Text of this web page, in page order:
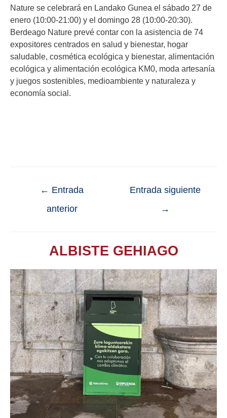
Nature se celebrará en Landako Gunea el sábado 27 de
enero (10:00-21:00) y el domingo 28 (10:00-20:30).
Berdeago Nature prevé contar con la asistencia de 74
expositores centrados en salud y bienestar, hogar
saludable, cosmética ecológica y bienestar, alimentación
ecológica y alimentación ecológica KM0, moda artesanía
y juegos sostenibles, medioambiente y naturaleza y
economía social.
← Entrada
anterior
Entrada siguiente
→
ALBISTE GEHIAGO